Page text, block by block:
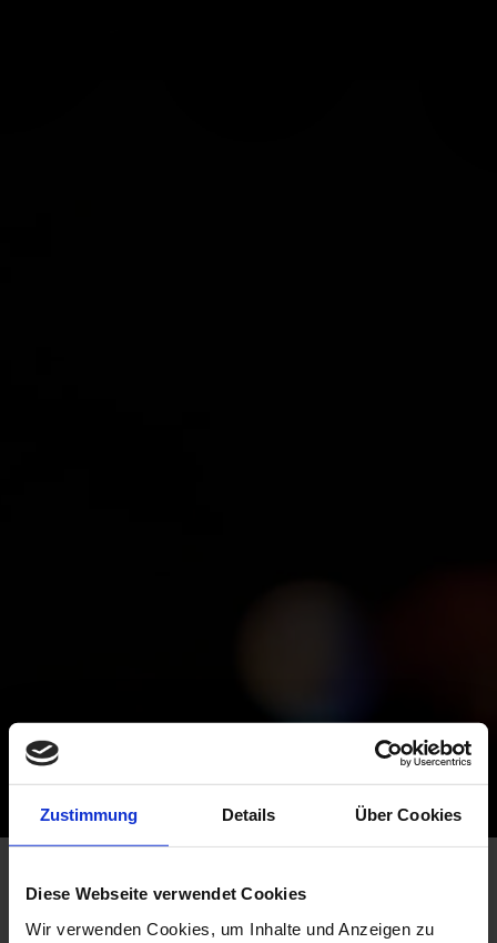
Zustimmung Details Über Cookies
Diese Webseite verwendet Cookies
Wir verwenden Cookies, um Inhalte und Anzeigen zu
INDOORS